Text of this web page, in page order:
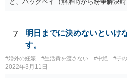
と、バックペイ（解雇時から紛争解決
準となります。解決金の基準は、半年
いだと思います。 この件は、弁護士に
された方がよい事案だと考えます。
7
明日までに決めないといけ
す。
#婚外の妊娠 #生活費を渡さない #中絶 #子
2022年3月11日